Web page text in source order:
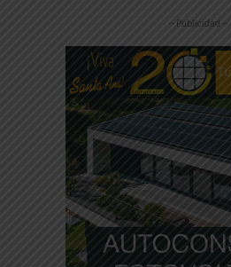
-- Publicidad --